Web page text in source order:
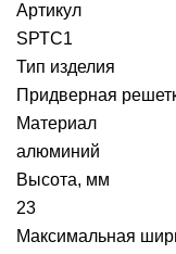
Артикул
SРТС1
Тип изделия
Придверная
Материал
алюминий
Высота, мм
23
Максимальная